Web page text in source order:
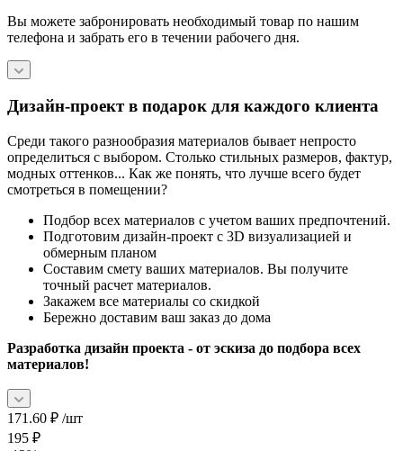
Вы можете забронировать необходимый товар по нашим
телефона и забрать его в течении рабочего дня.
Дизайн-проект в подарок для каждого клиента
Среди такого разнообразия материалов бывает непросто
определиться с выбором. Столько стильных размеров, фактур,
модных оттенков... Как же понять, что лучше всего будет
смотреться в помещении?
Подбор всех материалов с учетом ваших предпочтений.
Подготовим дизайн-проект с 3D визуализацией и
обмерным планом
Составим смету ваших материалов. Вы получите
точный расчет материалов.
Закажем все материалы со скидкой
Бережно доставим ваш заказ до дома
Разработка дизайн проекта - от эскиза до подбора всех
материалов!
171.60 ₽ /шт
195 ₽